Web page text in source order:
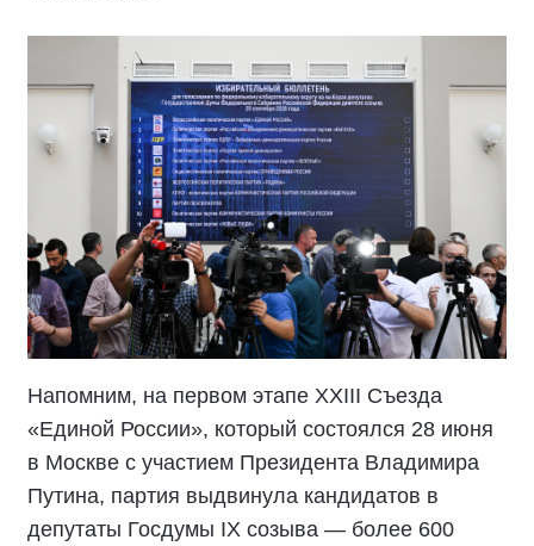
Напомним, на первом этапе XXIII Съезда
«Единой России», который состоялся 28 июня
в Москве с участием Президента Владимира
Путина, партия выдвинула кандидатов в
депутаты Госдумы IX созыва — более 600